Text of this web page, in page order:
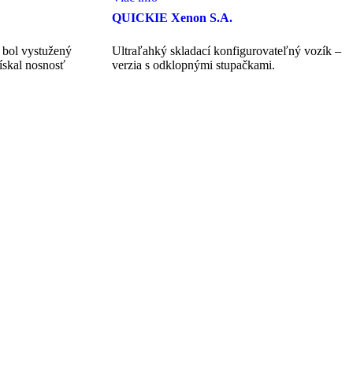
vystužený
nosnosť
QUICKIE Xenon S.A.
Ultraľahký skladací konfigurovateľný vozík –
verzia s odklopnými stupačkami.